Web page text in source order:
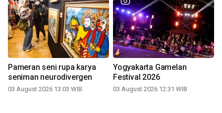
Pameran seni rupa karya
seniman neurodivergen
03 August 2026 13:03 WIB
Yogyakarta Gamelan
Festival 2026
03 August 2026 12:31 WIB